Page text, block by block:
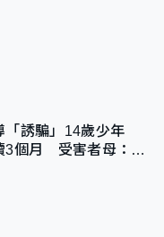
「誘騙」14歲少年
個月 受害者母：要